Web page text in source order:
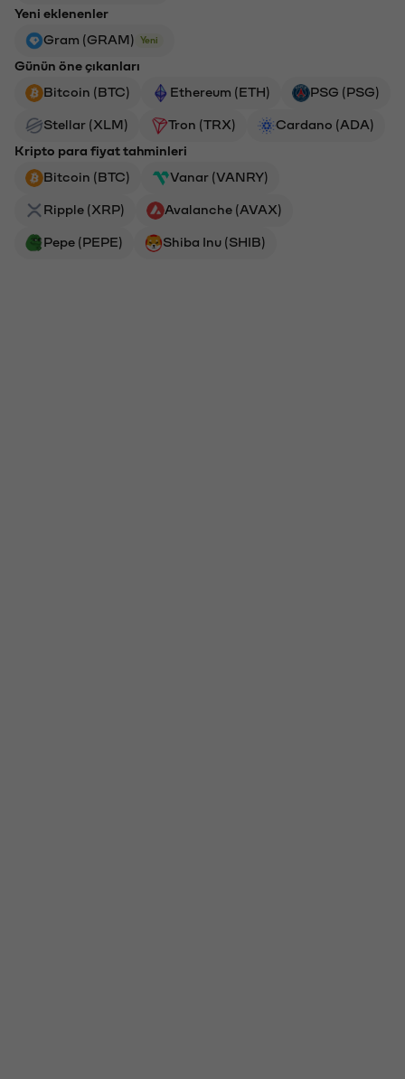
Yeni eklenenler
Gram (GRAM)
Yeni
Günün öne çıkanları
Bitcoin (BTC)
Ethereum (ETH) PSG (PSG)
Stellar (XLM) Tron (TRX)
Cardano (ADA)
Kripto para fiyat tahminleri
Bitcoin (BTC)
Vanar (VANRY)
Ripple (XRP) Avalanche (AVAX)
Pepe (PEPE) Shiba Inu (SHIB)